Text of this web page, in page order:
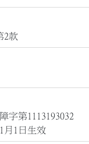
2款
字第1113193032
月1日生效